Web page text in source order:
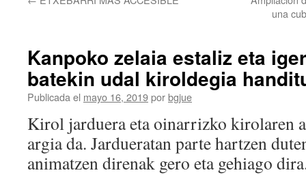
una
Kanpoko zelaia estaliz eta
batekin udal kiroldegia
Publicada el mayo 16, 2019porbgjue
Kirol jarduera eta oinarrizko kirolaren
argia da. Jardueratan parte hartzen
animatzen direnak gero eta gehiago